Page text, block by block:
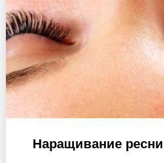
Наращивание